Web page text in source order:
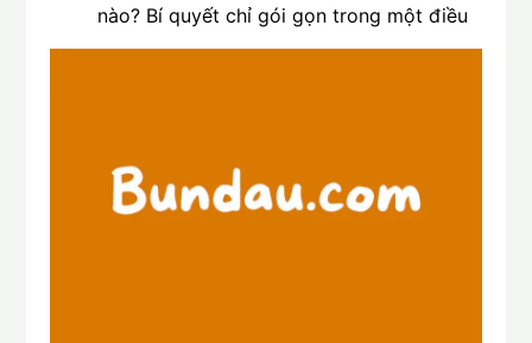
nào? Bí quyết chỉ gói gọn trong một điều